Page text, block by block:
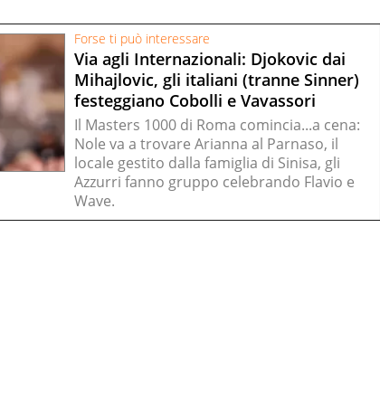
Forse ti può interessare
Via agli Internazionali: Djokovic dai
Mihajlovic, gli italiani (tranne Sinner)
festeggiano Cobolli e Vavassori
Il Masters 1000 di Roma comincia...a cena:
Nole va a trovare Arianna al Parnaso, il
locale gestito dalla famiglia di Sinisa, gli
Azzurri fanno gruppo celebrando Flavio e
Wave.